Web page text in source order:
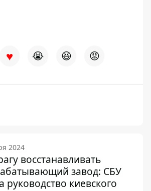
♥ 😭 😆 😡
2024
восстанавливать
завод: СБУ
руководство киевского